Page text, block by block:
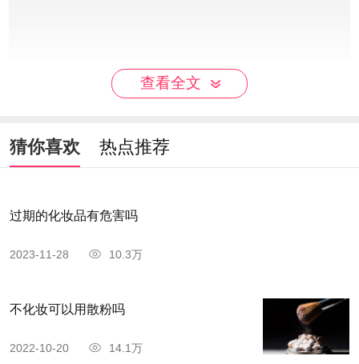
厚重，但是还是需要卸妆的，毕竟它属于彩妆产
品，如果任由气垫bb霜的成分残留在脸上，容易堵
查看全文
猜你喜欢 热点推荐
过期的化妆品有危害吗
2023-11-28 10.3万
不化妆可以用散粉吗
2022-10-20 14.1万